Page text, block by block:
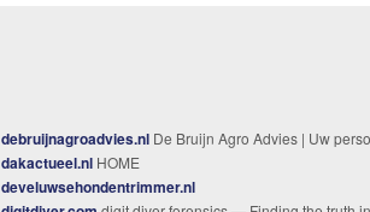
debruijnagroadvies.nl De Bruijn Agro Advies | Uw persoonlijke
dakactueel.nl HOME
develuwsehondentrimmer.nl